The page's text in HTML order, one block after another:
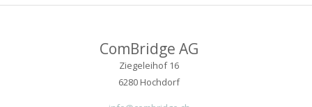
ComBridge AG
Ziegeleihof 16
6280 Hochdorf